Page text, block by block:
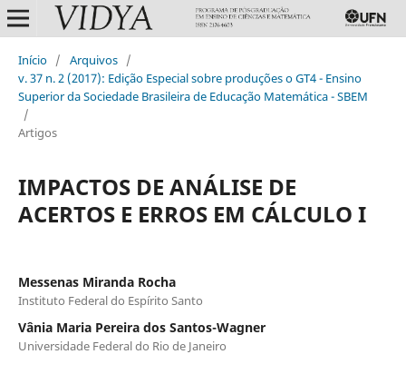
Início / Arquivos /
v. 37 n. 2 (2017): Edição Especial sobre produções o GT4 - Ensino
Superior da Sociedade Brasileira de Educação Matemática - SBEM
/
Artigos
IMPACTOS DE ANÁLISE DE
ACERTOS E ERROS EM CÁLCULO I
Messenas Miranda Rocha
Instituto Federal do Espírito Santo
Vânia Maria Pereira dos Santos-Wagner
Universidade Federal do Rio de Janeiro